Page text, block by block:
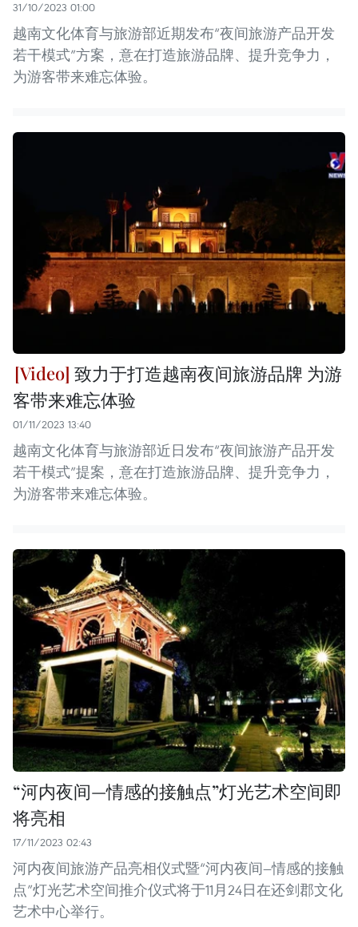
31/10/2023 01:00
越南文化体育与旅游部近期发布“夜间旅游产品开发
若干模式”方案，意在打造旅游品牌、提升竞争力，
为游客带来难忘体验。
致力于打造越南夜间旅游品牌 为游
客带来难忘体验
01/11/2023 13:40
越南文化体育与旅游部近日发布“夜间旅游产品开发
若干模式”提案，意在打造旅游品牌、提升竞争力，
为游客带来难忘体验。
“河内夜间—情感的接触点”灯光艺术空间即
将亮相
17/11/2023 02:43
河内夜间旅游产品亮相仪式暨“河内夜间—情感的接触
点”灯光艺术空间推介仪式将于11月24日在还剑郡文化
艺术中心举行。